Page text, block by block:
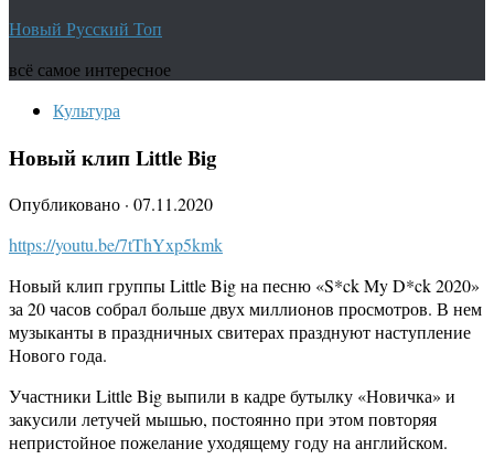
Новый Русский Топ
всё самое интересное
Культура
Новый клип Little Big
Опубликовано · 07.11.2020
https://youtu.be/7tThYxp5kmk
Новый клип группы Little Big на песню «S*ck My D*ck 2020»
за 20 часов собрал больше двух миллионов просмотров. В нем
музыканты в праздничных свитерах празднуют наступление
Нового года.
Участники Little Big выпили в кадре бутылку «Новичка» и
закусили летучей мышью, постоянно при этом повторяя
непристойное пожелание уходящему году на английском.